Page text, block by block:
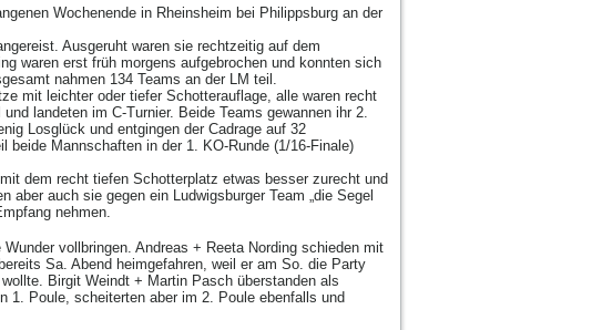
Wochenende in Rheinsheim bei Philippsburg an der
Ausgeruht waren sie rechtzeitig auf dem
waren erst früh morgens aufgebrochen und konnten sich
nahmen 134 Teams an der LM teil.
mit leichter oder tiefer Schotterauflage, alle waren recht
landeten im C-Turnier. Beide Teams gewannen ihr 2.
Losglück und entgingen der Cadrage auf 32
Mannschaften in der 1. KO-Runde (1/16-Finale)
dem recht tiefen Schotterplatz etwas besser zurecht und
auch sie gegen ein Ludwigsburger Team „die Segel
nehmen.
vollbringen. Andreas + Reeta Nording schieden mit
Sa. Abend heimgefahren, weil er am So. die Party
Birgit Weindt + Martin Pasch überstanden als
1. Poule, scheiterten aber im 2. Poule ebenfalls und